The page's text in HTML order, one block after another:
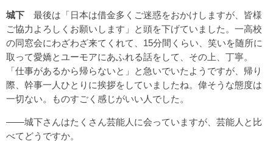
城下 最後は「日本は借金多くご迷惑をおかけしますが、皆様
ご協力よろしくお願いします」と頭を下げていました。一高校
の同窓会にわざわざ来てくれて、15分間くらい、笑いを随所に
取って愛嬌とユーモアにあふれる話をして、その上、丁寧。
「仕事があるから帰らないと」と急いでいたようですが、帰り
際、幹事一人ひとりに挨拶をしていましたね。偉そうな態度は
一切ない。ものすごく感じがいい人でした。
――城下さんはたくさん芸能人に会っていますが、芸能人と比
べてどうですか。